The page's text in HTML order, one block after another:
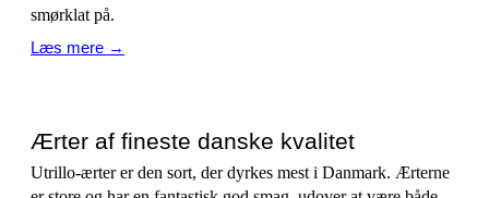
smørklat på.
Læs mere →
Ærter af fineste danske kvalitet
Utrillo-ærter er den sort, der dyrkes mest i Danmark. Ærterne